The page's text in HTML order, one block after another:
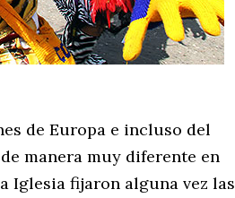
de Europa e incluso del
manera muy diferente en
Iglesia fijaron alguna vez las